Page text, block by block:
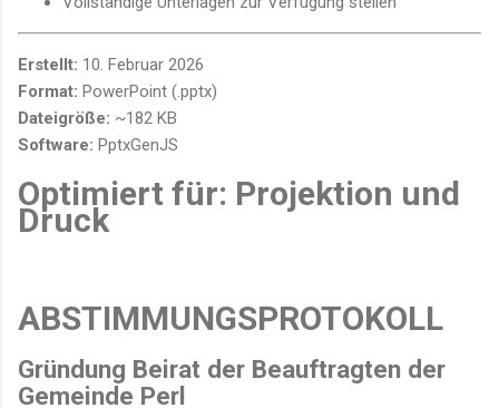
Erstellt: 10. Februar 2026
Format: PowerPoint (.pptx)
Dateigröße: ~182 KB
Software: PptxGenJS
Optimiert für: Projektion und
Druck
ABSTIMMUNGSPROTOKOLL
Gründung Beirat der Beauftragten der
Gemeinde Perl